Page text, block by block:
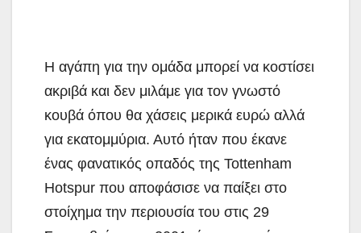
Η αγάπη για την ομάδα μπορεί να κοστίσει
ακριβά και δεν μιλάμε για τον γνωστό
κουβά όπου θα χάσεις μερικά ευρώ αλλά
για εκατομμύρια. Αυτό ήταν που έκανε
ένας φανατικός οπαδός της Tottenham
Hotspur που αποφάσισε να παίξει στο
στοίχημα την περιουσία του στις 29